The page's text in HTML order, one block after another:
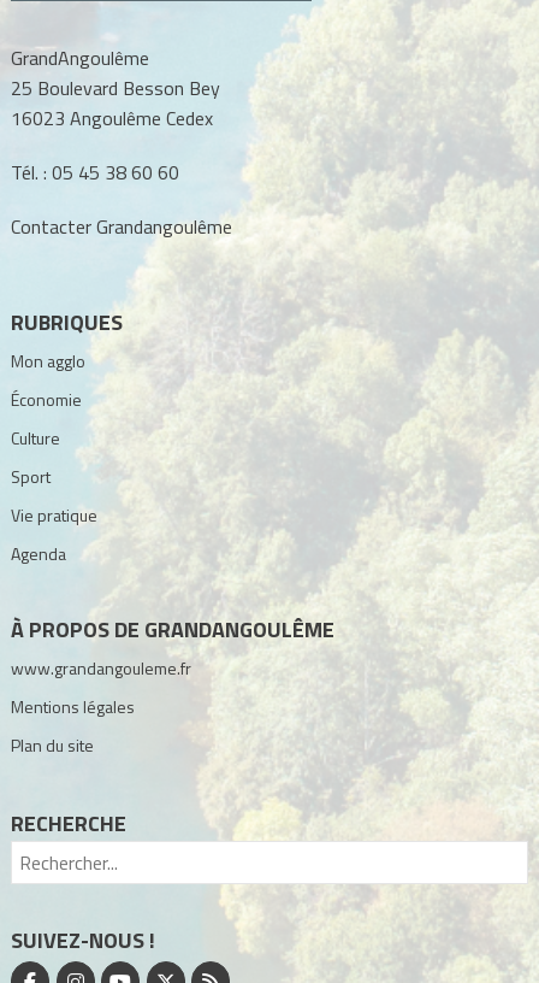
GrandAngoulême
25 Boulevard Besson Bey
16023 Angoulême Cedex
Tél. : 05 45 38 60 60
Contacter Grandangoulême
RUBRIQUES
Mon agglo
Économie
Culture
Sport
Vie pratique
Agenda
À PROPOS DE GRANDANGOULÊME
www.grandangouleme.fr
Mentions légales
Plan du site
RECHERCHE
SUIVEZ-NOUS !